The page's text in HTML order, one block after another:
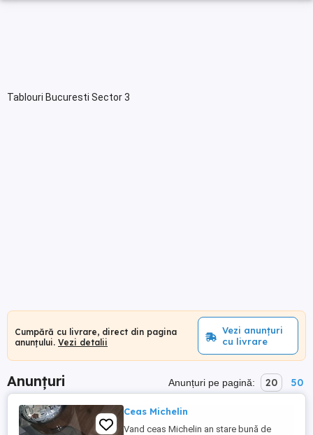
Tablouri Bucuresti Sector 3
Cumpără cu livrare, direct din pagina
anunțului. Vezi detalii
Vezi anunțuri
cu livrare
Anunțuri Anunțuri pe pagină: 20 50
Ceas Michelin
Vand ceas Michelin an stare bună de